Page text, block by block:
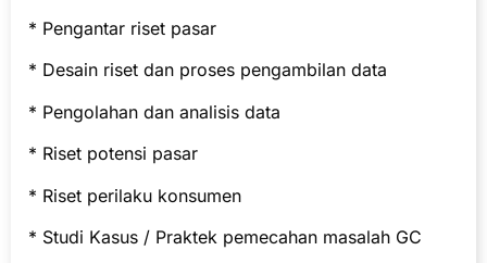
* Pengantar riset pasar
* Desain riset dan proses pengambilan data
* Pengolahan dan analisis data
* Riset potensi pasar
* Riset perilaku konsumen
* Studi Kasus / Praktek pemecahan masalah GC